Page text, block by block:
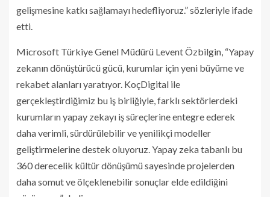
gelişmesine katkı sağlamayı hedefliyoruz.” sözleriyle ifade
etti.
Microsoft Türkiye Genel Müdürü Levent Özbilgin, “Yapay
zekanın dönüştürücü gücü, kurumlar için yeni büyüme ve
rekabet alanları yaratıyor. KoçDigital ile
gerçekleştirdiğimiz bu iş birliğiyle, farklı sektörlerdeki
kurumların yapay zekayı iş süreçlerine entegre ederek
daha verimli, sürdürülebilir ve yenilikçi modeller
geliştirmelerine destek oluyoruz. Yapay zeka tabanlı bu
360 derecelik kültür dönüşümü sayesinde projelerden
daha somut ve ölçeklenebilir sonuçlar elde edildiğini